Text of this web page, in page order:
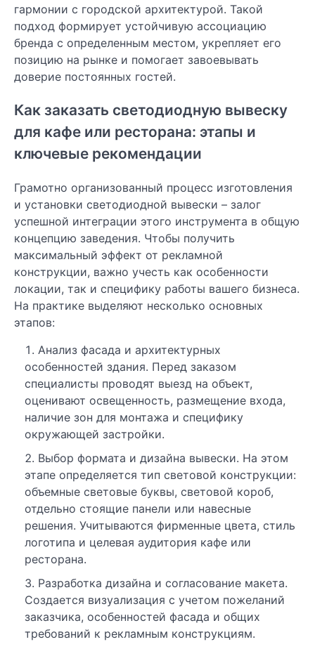
гармонии с городской архитектурой. Такой
подход формирует устойчивую ассоциацию
бренда с определенным местом, укрепляет его
позицию на рынке и помогает завоевывать
доверие постоянных гостей.
Как заказать светодиодную вывеску
для кафе или ресторана: этапы и
ключевые рекомендации
Грамотно организованный процесс изготовления
и установки светодиодной вывески – залог
успешной интеграции этого инструмента в общую
концепцию заведения. Чтобы получить
максимальный эффект от рекламной
конструкции, важно учесть как особенности
локации, так и специфику работы вашего бизнеса.
На практике выделяют несколько основных
этапов:
Анализ фасада и архитектурных
особенностей здания. Перед заказом
специалисты проводят выезд на объект,
оценивают освещенность, размещение входа,
наличие зон для монтажа и специфику
окружающей застройки.
Выбор формата и дизайна вывески. На этом
этапе определяется тип световой конструкции:
объемные световые буквы, световой короб,
отдельно стоящие панели или навесные
решения. Учитываются фирменные цвета, стиль
логотипа и целевая аудитория кафе или
ресторана.
Разработка дизайна и согласование макета.
Создается визуализация с учетом пожеланий
заказчика, особенностей фасада и общих
требований к рекламным конструкциям.